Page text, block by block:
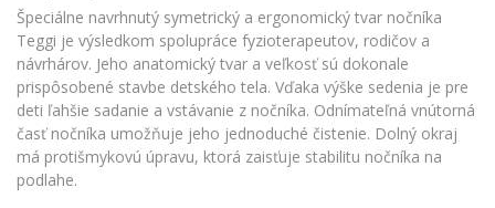
Špeciálne navrhnutý symetrický a ergonomický tvar nočníka
Teggi je výsledkom spolupráce fyzioterapeutov, rodičov a
návrhárov. Jeho anatomický tvar a veľkosť sú dokonale
prispôsobené stavbe detského tela. Vďaka výške sedenia je pre
deti ľahšie sadanie a vstávanie z nočníka. Odnímateľná vnútorná
časť nočníka umožňuje jeho jednoduché čistenie. Dolný okraj
má protišmykovú úpravu, ktorá zaisťuje stabilitu nočníka na
podlahe.